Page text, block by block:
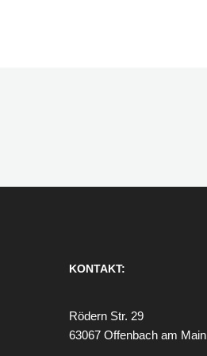
KONTAKT:
Rödern Str. 29
63067 Offenbach am Main